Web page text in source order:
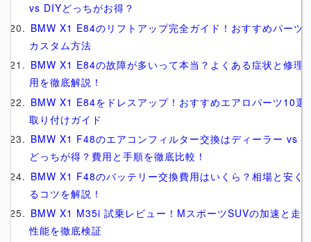
vs DIYどっちがお得？
BMW X1 E84のリフトアップ完全ガイド！おすすめパーツ
カスタム方法
BMW X1 E84の故障が多いって本当？よくある症状と修理
用を徹底解説！
BMW X1 E84をドレスアップ！おすすめエアロパーツ10選
取り付けガイド
BMW X1 F48のエアコンフィルター交換はディーラー vs
どっちが得？費用と手順を徹底比較！
BMW X1 F48のバッテリー交換費用はいくら？相場と安く
るコツを解説！
BMW X1 M35i 試乗レビュー！MスポーツSUVの加速と走
性能を徹底検証